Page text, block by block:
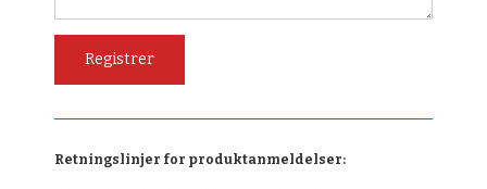
Retningslinjer for produktanmeldelser: